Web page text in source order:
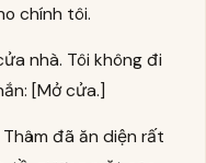
chính tôi.
nhà. Tôi không đi
[Mở cửa.]
đã ăn diện rất